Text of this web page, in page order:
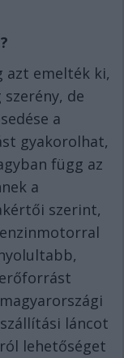
azt emelték ki,
de
a
gyakorolhat,
függ az
a
szerint,
láncot
lehetőséget